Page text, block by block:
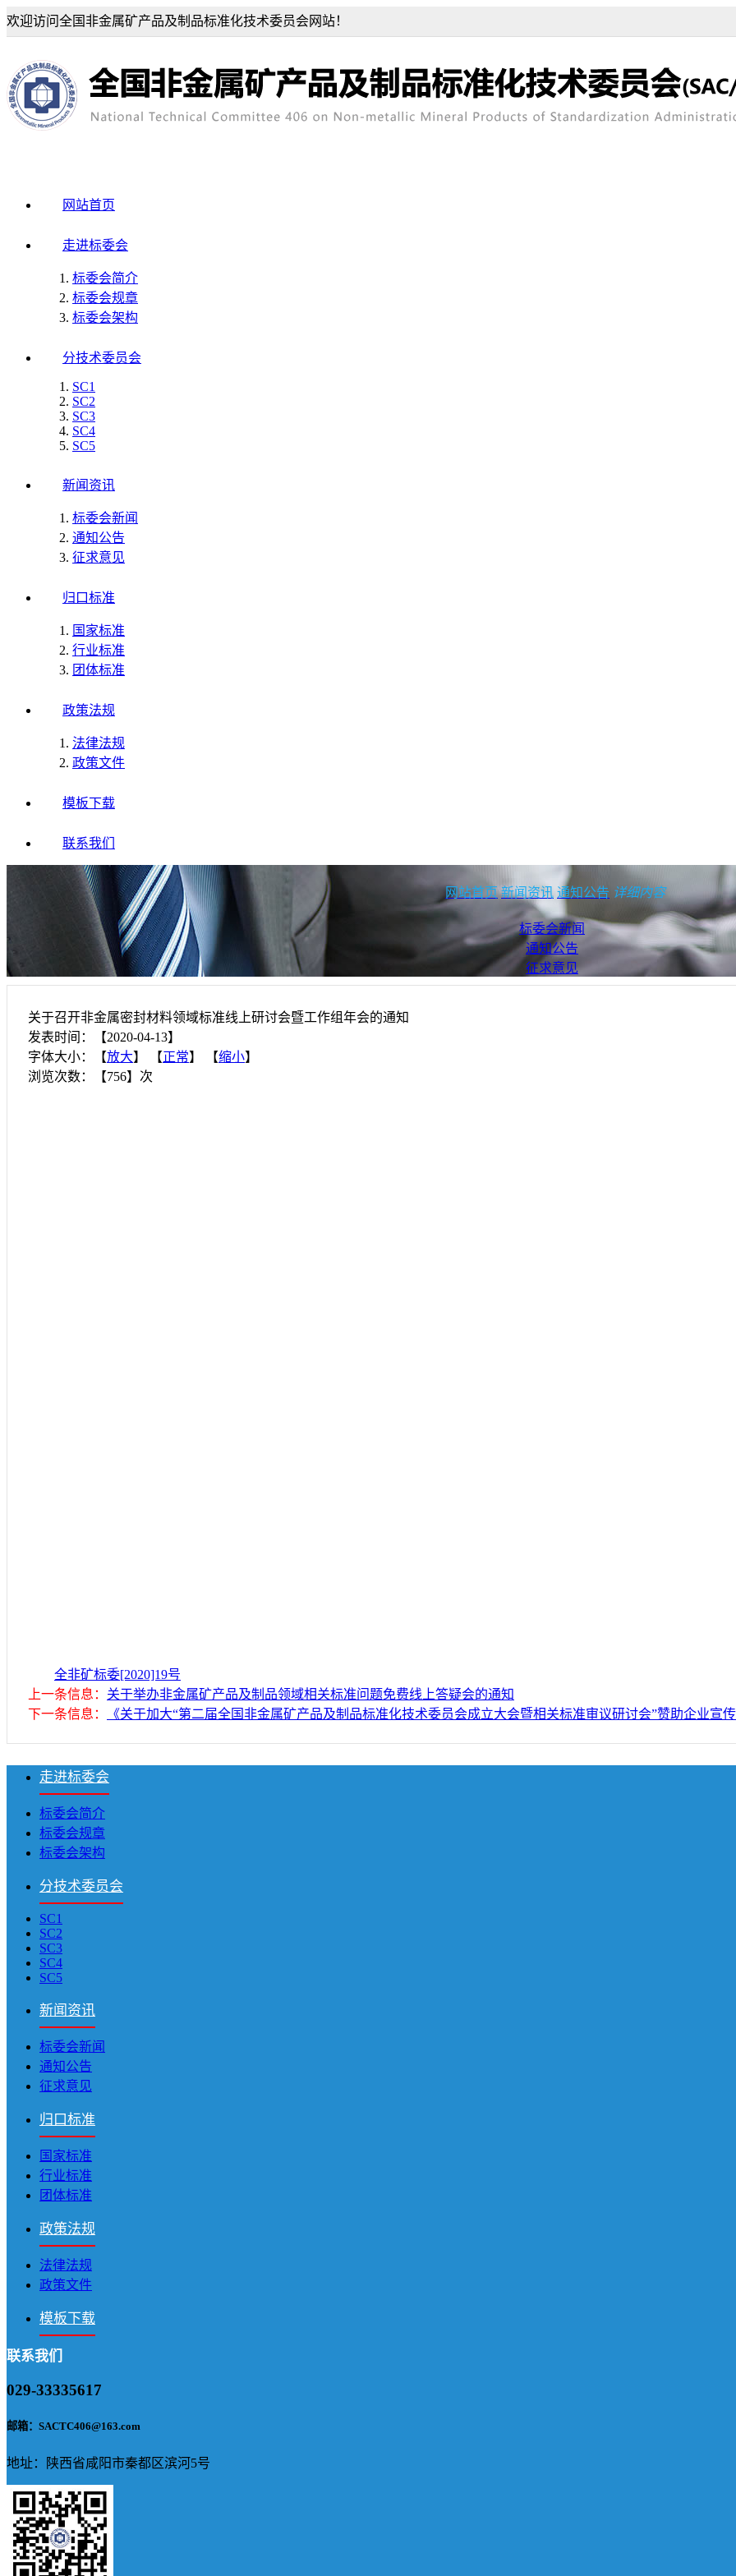
欢迎访问全国非金属矿产品及制品标准化技术委员会网站！
网站首页
走进标委会
标委会简介
标委会规章
标委会架构
分技术委员会
SC1
SC2
SC3
SC4
SC5
新闻资讯
标委会新闻
通知公告
征求意见
归口标准
国家标准
行业标准
团体标准
政策法规
法律法规
政策文件
模板下载
联系我们
网站首页 新闻资讯 通知公告 详细内容
标委会新闻
通知公告
征求意见
关于召开非金属密封材料领域标准线上研讨会暨工作组年会的通知
发表时间：【2020-04-13】
字体大小：【放大】 【正常】 【缩小】
浏览次数：【756】次
全非矿标委[2020]19号
上一条信息： 关于举办非金属矿产品及制品领域相关标准问题免费线上答疑会的通知
下一条信息：
《关于加大“第二届全国非金属矿产品及制品标准化技术委员会成立大会暨相关标准审议研讨会”赞助企业宣传
走进标委会
标委会简介
标委会规章
标委会架构
分技术委员会
SC1
SC2
SC3
SC4
SC5
新闻资讯
标委会新闻
通知公告
征求意见
归口标准
国家标准
行业标准
团体标准
政策法规
法律法规
政策文件
模板下载
联系我们
029-33335617
邮箱：SACTC406@163.com
地址：陕西省咸阳市秦都区滨河5号